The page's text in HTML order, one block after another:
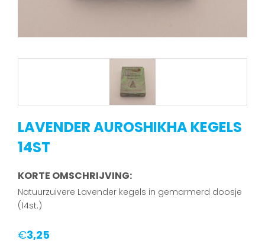
LAVENDER AUROSHIKHA KEGELS
14ST
KORTE OMSCHRIJVING:
Natuurzuivere Lavender kegels in gemarmerd doosje
(14st.)
€3,25